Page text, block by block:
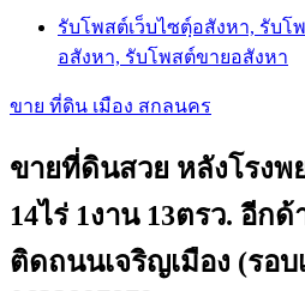
รับโพสต์เว็บไซตฺ์อสังหา, รับโ
อสังหา, รับโพสต์ขายอสังหา
ขาย ที่ดิน เมือง สกลนคร
ขายที่ดินสวย หลังโรง
14ไร่ 1งาน 13ตรว. อีก
ติดถนนเจริญเมือง (รอบ